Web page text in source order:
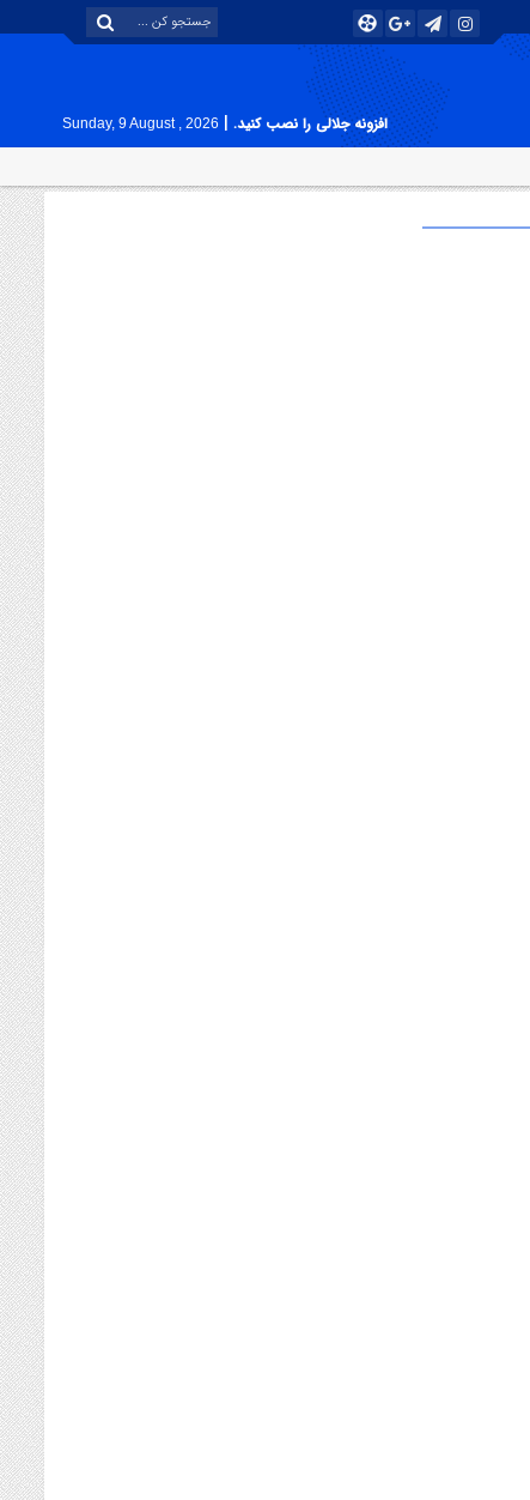
افزونه جلالی را نصب کنید. |
Sunday, 9 August , 2026